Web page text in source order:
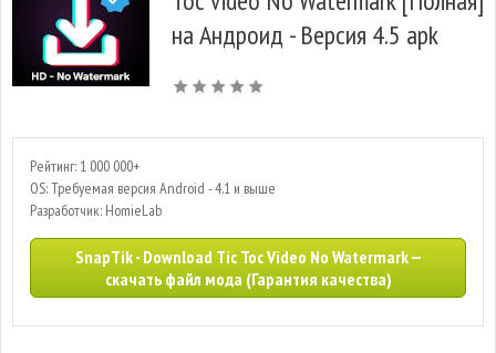
на Андроид - Версия 4.5 apk
Рейтинг: 1 000 000+
OS: Требуемая версия Android - 4.1 и выше
Разработчик: HomieLab
SnapTik - Download Tic Toc Video No Watermark —
скачать файл мода (Гарантия качества)